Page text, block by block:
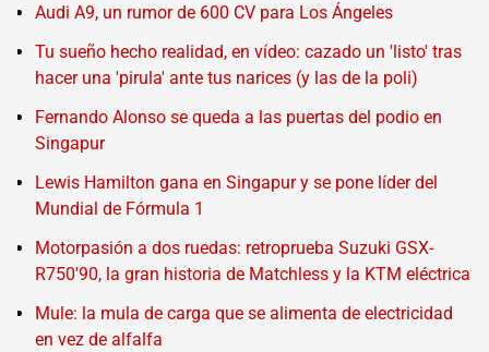
Audi A9, un rumor de 600 CV para Los Ángeles
Tu sueño hecho realidad, en vídeo: cazado un 'listo' tras
hacer una 'pirula' ante tus narices (y las de la poli)
Fernando Alonso se queda a las puertas del podio en
Singapur
Lewis Hamilton gana en Singapur y se pone líder del
Mundial de Fórmula 1
Motorpasión a dos ruedas: retroprueba Suzuki GSX-
R750'90, la gran historia de Matchless y la KTM eléctrica
Mule: la mula de carga que se alimenta de electricidad
en vez de alfalfa